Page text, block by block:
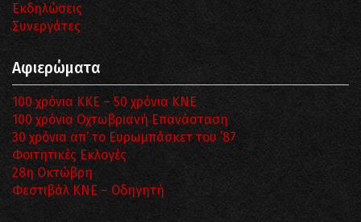
Εκδηλώσεις
Συνεργάτες
Αφιερώματα
100 χρόνια ΚΚΕ – 50 χρόνια ΚΝΕ
100 χρόνια Οχτωβριανή Επανάσταση
30 χρόνια απ’ το Ευρωμπάσκετ του ΄87
Φοιτητικές Εκλογές
28η Οκτώβρη
Φεστιβάλ ΚΝΕ – Οδηγητή